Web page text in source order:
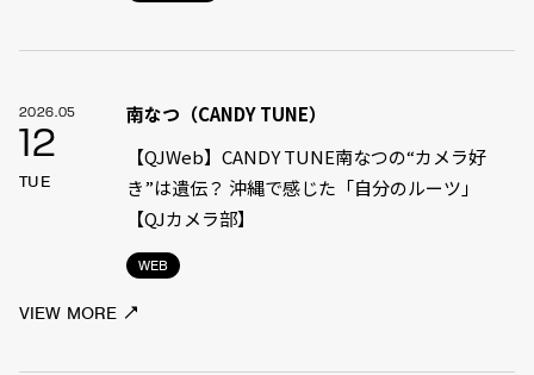
2026.05
12
TUE
WEB
南なつ（CANDY TUNE）
【QJWeb】CANDY TUNE南なつの“カメラ好
き”は遺伝？ 沖縄で感じた「自分のルーツ」
【QJカメラ部】
VIEW MORE